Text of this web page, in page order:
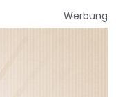
Werbung